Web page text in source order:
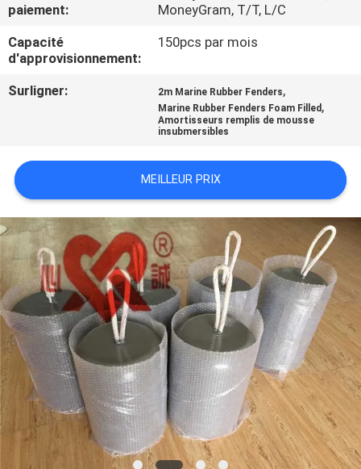
CONTRÔLE
DE
QUALITÉ
NOUVELLES
CAS
PLAN
DU
SITE
PRIVACY
POLICY
paiement:
MoneyGram, T/T, L/C
Capacité
d'approvisionnement:
150pcs par mois
Surligner: 2m Marine Rubber Fenders,
Marine Rubber Fenders Foam Filled ,
Amortisseurs remplis de mousse
insubmersibles
MEILLEUR PRIX